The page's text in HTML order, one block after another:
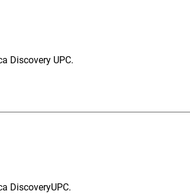
Discovery UPC.
DiscoveryUPC.